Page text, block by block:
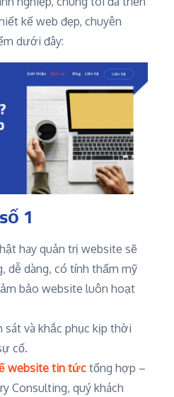
kế web đẹp, chuyên
dưới đây:
1
hay quản trị website sẽ
dễ dàng, có tính thẩm mỹ
bảo website luôn hoạt
sát và khắc phục kịp thời
cố.
website tin tức tổng hợp –
Consulting, quý khách